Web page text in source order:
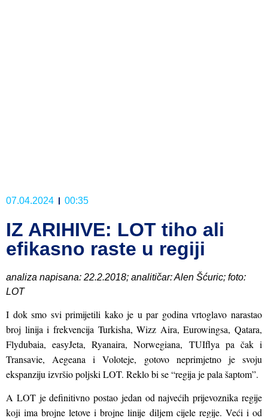
07.04.2024 00:35
IZ ARIHIVE: LOT tiho ali
efikasno raste u regiji
analiza napisana: 22.2.2018; analitičar: Alen Šćuric; foto:
LOT
I dok smo svi primijetili kako je u par godina vrtoglavo narastao
broj linija i frekvencija Turkisha, Wizz Aira, Eurowingsa, Qatara,
Flydubaia, easyJeta, Ryanaira, Norwegiana, TUIflya pa čak i
Transavie, Aegeana i Voloteje, gotovo neprimjetno je svoju
ekspanziju izvršio poljski LOT. Reklo bi se “regija je pala šaptom”.
A LOT je definitivno postao jedan od najvećih prijevoznika regije
koji ima brojne letove i brojne linije diljem cijele regije. Veći i od